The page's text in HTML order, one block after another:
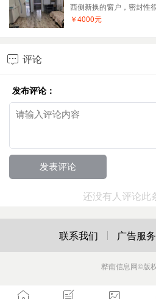
西侧新换的窗户，密封性
￥4000元
 评论
发布评论：
还没有人评论此
联系我们 广告服务
桦南信息网©版